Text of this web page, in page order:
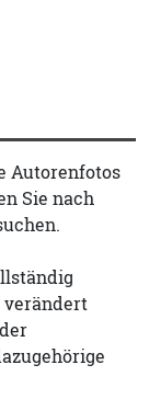
Autorenfotos
Sie nach